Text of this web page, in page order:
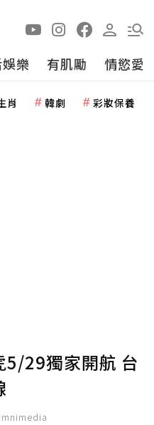
樂 有肌勵 情慾愛
肖 韓劇 彩妝保養
5/29獨家開航 台